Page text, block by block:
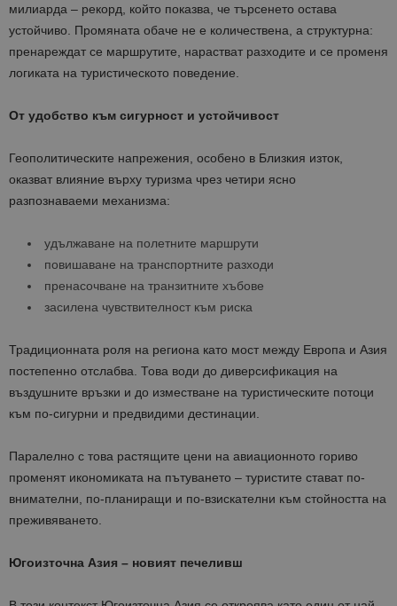
милиарда – рекорд, който показва, че търсенето остава
устойчиво. Промяната обаче не е количествена, а структурна:
пренареждат се маршрутите, нарастват разходите и се променя
логиката на туристическото поведение.
От удобство към сигурност и устойчивост
Геополитическите напрежения, особено в Близкия изток,
оказват влияние върху туризма чрез четири ясно
разпознаваеми механизма:
удължаване на полетните маршрути
повишаване на транспортните разходи
пренасочване на транзитните хъбове
засилена чувствителност към риска
Традиционната роля на региона като мост между Европа и Азия
постепенно отслабва. Това води до диверсификация на
въздушните връзки и до изместване на туристическите потоци
към по-сигурни и предвидими дестинации.
Паралелно с това растящите цени на авиационното гориво
променят икономиката на пътуването – туристите стават по-
внимателни, по-планиращи и по-взискателни към стойността на
преживяването.
Югоизточна Азия – новият печеливш